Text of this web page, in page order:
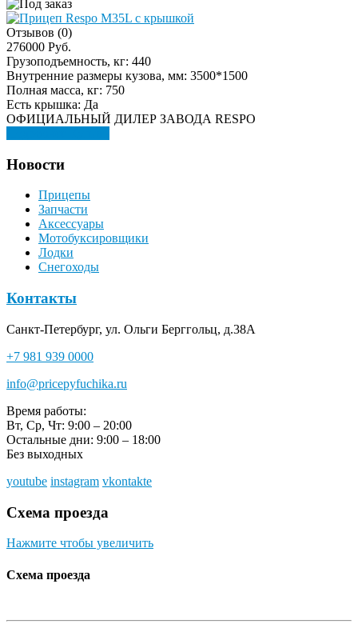
Отзывов (0)
276000 Руб.
Грузоподъемность, кг: 440
Внутренние размеры кузова, мм: 3500*1500
Полная масса, кг: 750
Есть крышка: Да
ОФИЦИАЛЬНЫЙ ДИЛЕР ЗАВОДА RESPO
Новости
Прицепы
Запчасти
Аксессуары
Мотобуксировщики
Лодки
Снегоходы
Контакты
Санкт-Петербург, ул. Ольги Берггольц, д.38А
+7 981 939 0000
info@pricepyfuchika.ru
Время работы:
Вт, Ср, Чт: 9:00 – 20:00
Остальные дни: 9:00 – 18:00
Без выходных
youtube instagram vkontakte
Схема проезда
Нажмите чтобы увеличить
Схема проезда